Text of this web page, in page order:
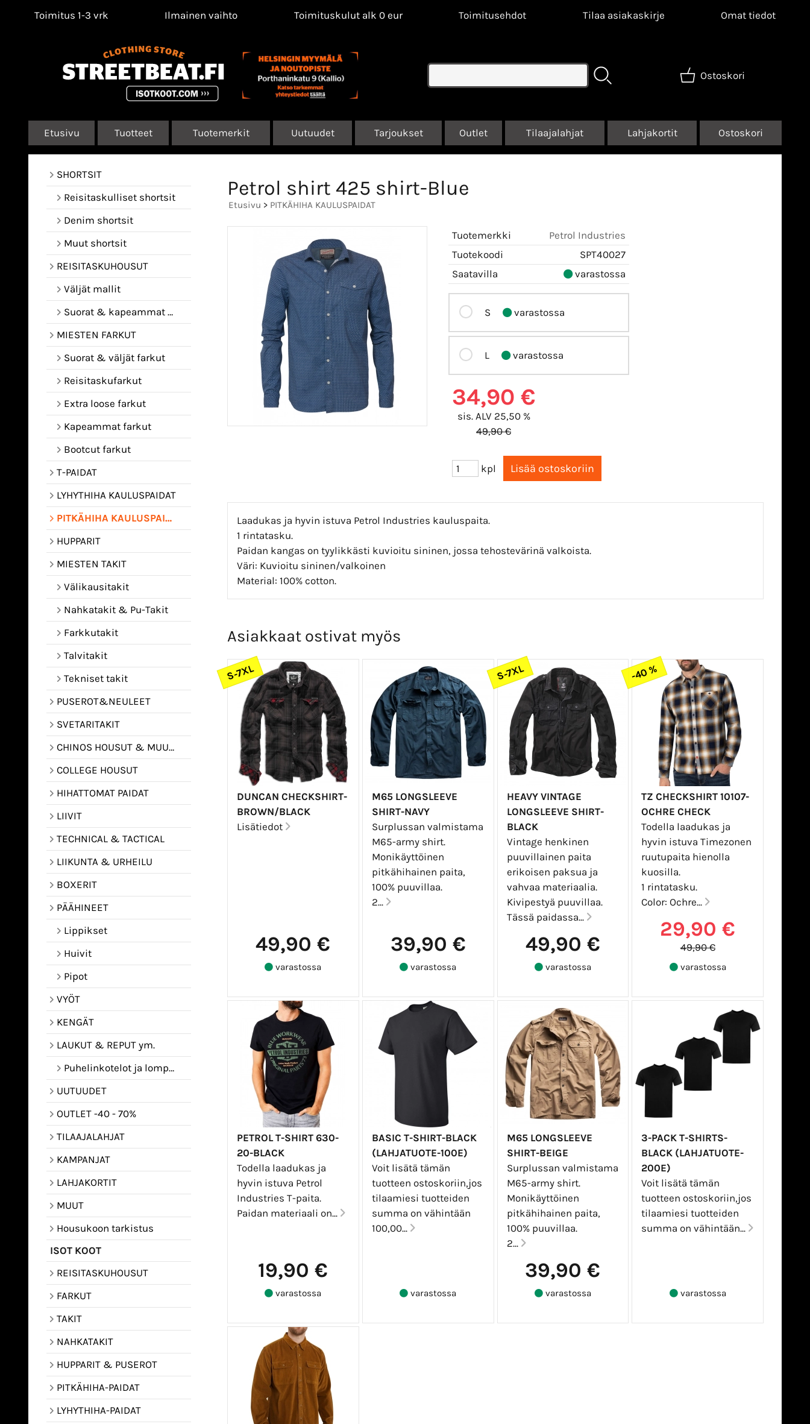
Toimitus 1-3 vrk Ilmainen vaihto Toimituskulut alk 0 eur Toimitusehdot Tilaa asiakaskirje Omat tiedot
Ostoskori
Etusivu Tuotteet Tuotemerkit Uutuudet Tarjoukset Outlet Tilaajalahjat Lahjakortit Ostoskori
SHORTSIT
Reisitaskulliset shortsit
Denim shortsit
Muut shortsit
REISITASKUHOUSUT
Väljät mallit
Suorat & kapeammat mallit
MIESTEN FARKUT
Suorat & väljät farkut
Reisitaskufarkut
Extra loose farkut
Kapeammat farkut
Bootcut farkut
T-PAIDAT
LYHYTHIHA KAULUSPAIDAT
PITKÄHIHA KAULUSPAIDAT
HUPPARIT
MIESTEN TAKIT
Välikausitakit
Nahkatakit & Pu-Takit
Farkkutakit
Talvitakit
Tekniset takit
PUSEROT&NEULEET
SVETARITAKIT
CHINOS HOUSUT & MUUT HOUSUT
COLLEGE HOUSUT
HIHATTOMAT PAIDAT
LIIVIT
TECHNICAL & TACTICAL
LIIKUNTA & URHEILU
BOXERIT
PÄÄHINEET
Lippikset
Huivit
Pipot
VYÖT
KENGÄT
LAUKUT & REPUT ym.
Puhelinkotelot ja lompakot
UUTUUDET
OUTLET -40 - 70%
TILAAJALAHJAT
KAMPANJAT
LAHJAKORTIT
MUUT
Housukoon tarkistus
ISOT KOOT
REISITASKUHOUSUT
FARKUT
TAKIT
NAHKATAKIT
HUPPARIT & PUSEROT
PITKÄHIHA-PAIDAT
LYHYTHIHA-PAIDAT
Petrol shirt 425 shirt-Blue
Etusivu > PITKÄHIHA KAULUSPAIDAT
Tuotemerkki
Petrol Industries
Tuotekoodi
SPT40027
Saatavilla
varastossa
S varastossa
L varastossa
34,90 €
sis. ALV 25,50 %
49,90 €
kpl
Laadukas ja hyvin istuva Petrol Industries kauluspaita.
1 rintatasku.
Paidan kangas on tyylikkästi kuvioitu sininen, jossa tehostevärinä valkoista.
Väri: Kuvioitu sininen/valkoinen
Material: 100% cotton.
Asiakkaat ostivat myös
S-7XL
DUNCAN CHECKSHIRT-
BROWN/BLACK
Lisätiedot
49,90 €
varastossa
M65 LONGSLEEVE
SHIRT-NAVY
Surplussan valmistama
M65-army shirt.
Monikäyttöinen
pitkähihainen paita,
100% puuvillaa.
2...
39,90 €
varastossa
S-7XL
HEAVY VINTAGE
LONGSLEEVE SHIRT-
BLACK
Vintage henkinen
puuvillainen paita
erikoisen paksua ja
vahvaa materiaalia.
Kivipestyä puuvillaa.
Tässä paidassa...
49,90 €
varastossa
-40 %
TZ CHECKSHIRT 10107-
OCHRE CHECK
Todella laadukas ja
hyvin istuva Timezonen
ruutupaita hienolla
kuosilla.
1 rintatasku.
Color: Ochre...
29,90 €
49,90 €
varastossa
PETROL T-SHIRT 630-
20-BLACK
Todella laadukas ja
hyvin istuva Petrol
Industries T-paita.
Paidan materiaali on...
19,90 €
varastossa
BASIC T-SHIRT-BLACK
(LAHJATUOTE-100E)
Voit lisätä tämän
tuotteen ostoskoriin,jos
tilaamiesi tuotteiden
summa on vähintään
100,00...
varastossa
M65 LONGSLEEVE
SHIRT-BEIGE
Surplussan valmistama
M65-army shirt.
Monikäyttöinen
pitkähihainen paita,
100% puuvillaa.
2...
39,90 €
varastossa
3-PACK T-SHIRTS-
BLACK (LAHJATUOTE-
200E)
Voit lisätä tämän
tuotteen ostoskoriin,jos
tilaamiesi tuotteiden
summa on vähintään...
varastossa